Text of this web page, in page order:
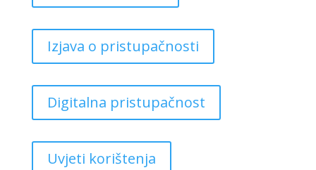
Izjava o pristupačnosti
Digitalna pristupačnost
Uvjeti korištenja